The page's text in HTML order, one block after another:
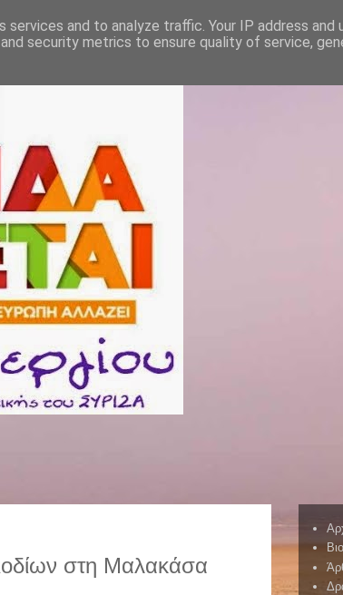
στη Μαλακάσα
and to analyze traffic. Your IP address and
security metrics to ensure quality of service,